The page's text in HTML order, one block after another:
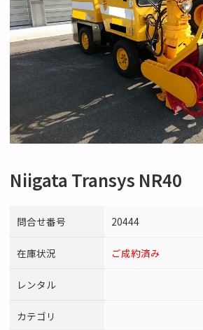
Niigata Transys NR40
問合せ番号 20444
在庫状況 ご成約済み
レンタル
カテゴリ